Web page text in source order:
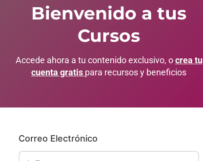
Bienvenido a tus
Cursos
Accede ahora a tu contenido exclusivo, ocrea tu
cuenta gratis para recursos y beneficios
Correo Electrónico